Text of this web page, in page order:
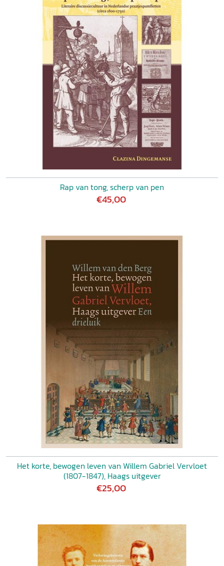
Rap van tong, scherp van pen
€45,00
Het korte, bewogen leven van Willem Gabriel Vervloet
(1807-1847), Haags uitgever
€25,00